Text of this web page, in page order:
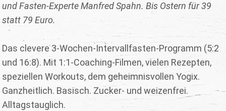
und Fasten-Experte Manfred Spahn. Bis Ostern für 39
statt 79 Euro.
Das clevere 3-Wochen-Intervallfasten-Programm (5:2
und 16:8). Mit 1:1-Coaching-Filmen, vielen Rezepten,
speziellen Workouts, dem geheimnisvollen Yogix.
Ganzheitlich. Basisch. Zucker- und weizenfrei.
Alltagstauglich.